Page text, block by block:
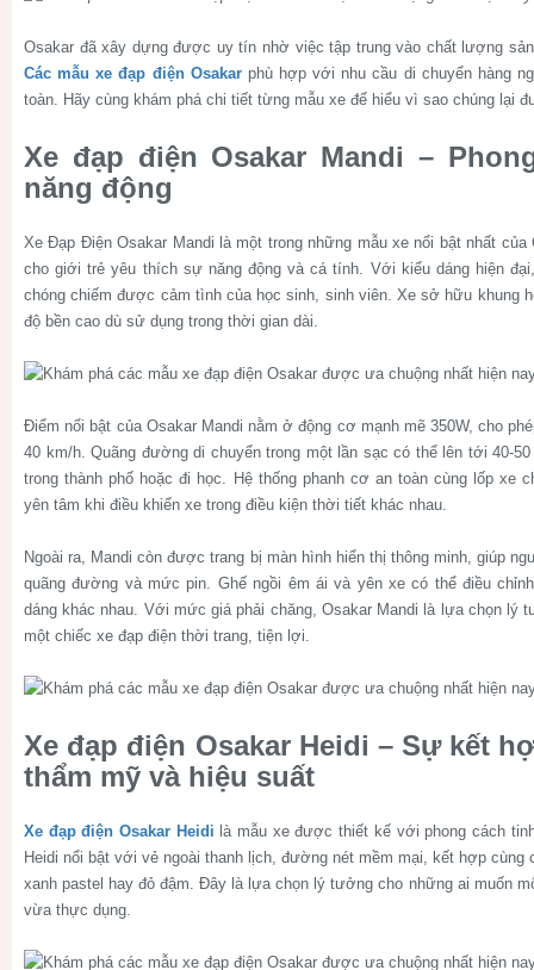
Osakar đã xây dựng được uy tín nhờ việc tập trung vào chất lượng
Các mẫu xe đạp điện Osakarphù hợp với nhu cầu di chuyển hàng
toàn. Hãy cùng khám phá chi tiết từng mẫu xe để hiểu vì sao chúng lại
Xe đạp điện Osakar Mandi –
năng động
Xe Đạp Điện Osakar Mandi là một trong những mẫu xe nổi bật nhất
cho giới trẻ yêu thích sự năng động và cá tính. Với kiểu dáng hiện
chóng chiếm được cảm tình của học sinh, sinh viên. Xe sở hữu khung
độ bền cao dù sử dụng trong thời gian dài.
Điểm nổi bật của Osakar Mandi nằm ở động cơ mạnh mẽ 350W, cho
40 km/h. Quãng đường di chuyển trong một lần sạc có thể lên tới 40-
trong thành phố hoặc đi học. Hệ thống phanh cơ an toàn cùng lốp xe
yên tâm khi điều khiển xe trong điều kiện thời tiết khác nhau.
Ngoài ra, Mandi còn được trang bị màn hình hiển thị thông minh, giúp
quãng đường và mức pin. Ghế ngồi êm ái và yên xe có thể điều
dáng khác nhau. Với mức giá phải chăng, Osakar Mandi là lựa chọn lý
một chiếc xe đạp điện thời trang, tiện lợi.
Xe đạp điện Osakar Heidi – Sự kết
thẩm mỹ và hiệu suất
Xe đạp điện Osakar Heidi là mẫu xe được thiết kế với phong cách
Heidi nổi bật với vẻ ngoài thanh lịch, đường nét mềm mại, kết hợp cùng
xanh pastel hay đỏ đậm. Đây là lựa chọn lý tưởng cho những ai muốn
vừa thực dụng.